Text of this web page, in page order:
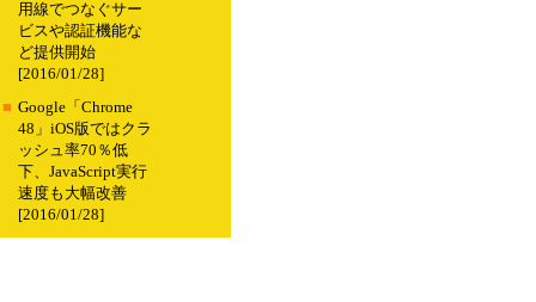
用線でつなぐサー
ビスや認証機能な
ど提供開始
[2016/01/28]
■ Google「Chrome
48」iOS版ではクラ
ッシュ率70％低
下、JavaScript実行
速度も大幅改善
[2016/01/28]